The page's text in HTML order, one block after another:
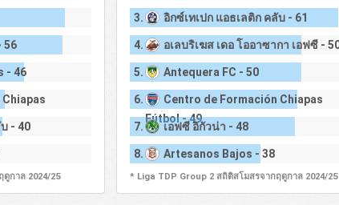
56
- 46
- 40
กาล 2024/25
3. อิกซ์เทเปก แอธเลติก คลับ - 61
4. อเลบริเฆส เดอ โออาซากา เอฟซี -
5. Antequera FC - 50
6.
Centro de Formación Chiapas
Fútbol - 49
7. เอฟซี อิกัวน่า - 48
8. Artesanos Bajos - 38
* Liga TDP Group 2 สถิติสโมสรจากฤดูกาล 2024/25